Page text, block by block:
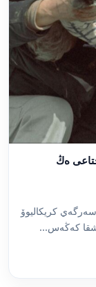
ەڭ
كريكاليوۆ
كەڭەس...